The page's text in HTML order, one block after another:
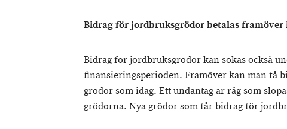
Bidrag för jordbruksgrödor betalas framöver
Bidrag för jordbruksgrödor kan sökas också
finansieringsperioden. Framöver kan man få
grödor som idag. Ett undantag är råg som
grödorna. Nya grödor som får bidrag för